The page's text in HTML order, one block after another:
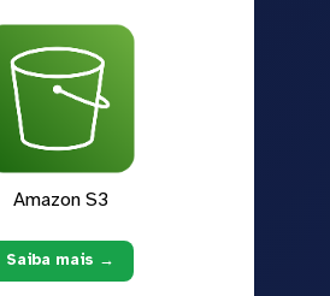
Amazon S3
Saiba mais →